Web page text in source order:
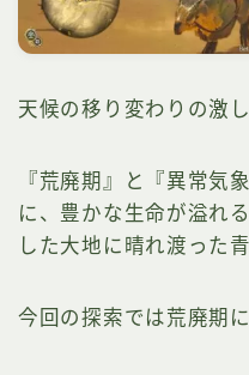
天候の移り変わりの激
『荒廃期』と『異常気
に、豊かな生命が溢れ
した大地に晴れ渡った
今回の探索では荒廃期